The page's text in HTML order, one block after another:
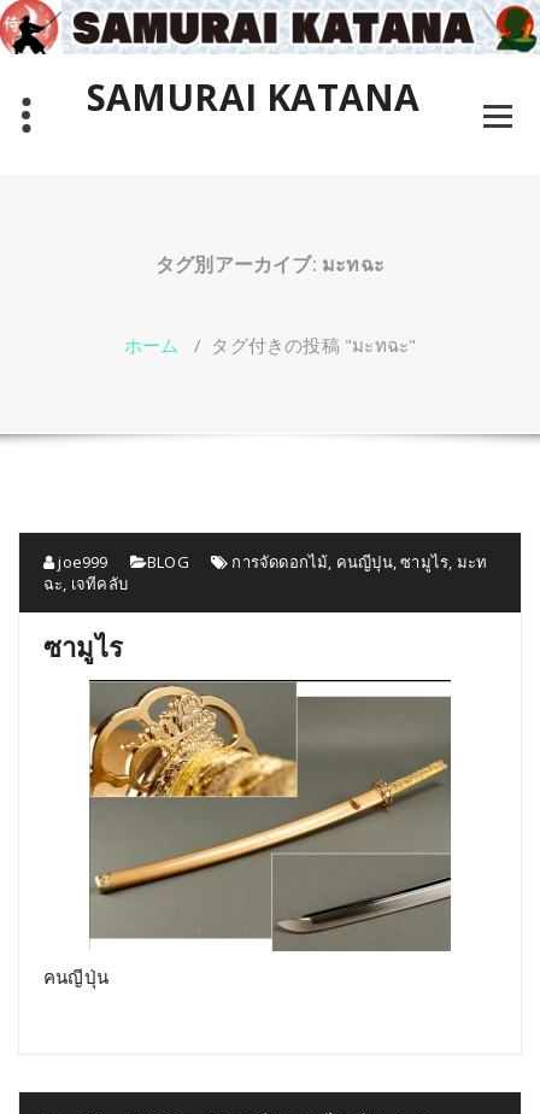
コ
ン
テ
SAMURAI KATANA
タグ別アーカイブ: มะทฉะ
ホーム / タグ付きの投稿 "มะทฉะ"
joe999 BLOG การจัดดอกไม้, คนญีปุน,ซามูไร, มะท
ฉะ, เจทีคลับ
ซามูไร
คนญีปุ่น